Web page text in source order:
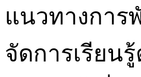
แนวทางการ
จัดการเรียน